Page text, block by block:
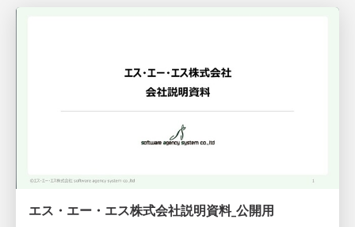
エス・エー・エス株式会社説明資料_公開用